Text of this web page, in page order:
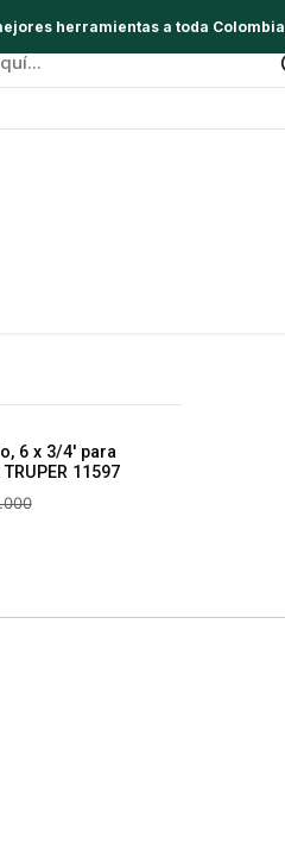
herramientas a toda Colombia
6 x 3/4' para
11597